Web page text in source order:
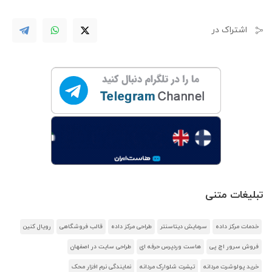
اشتراک در
تبلیغات متنی
خدمات مرکز داده سرمایش دیتاسنتر طراحی مرکز داده قالب فروشگاهی رویال کنین
فروش سرور اچ پی هاست وردپرس حرفه ای طراحی سایت در اصفهان
خرید پولوشرت مردانه تیشرت شلوارک مردانه نمایندگی نرم افزار محک